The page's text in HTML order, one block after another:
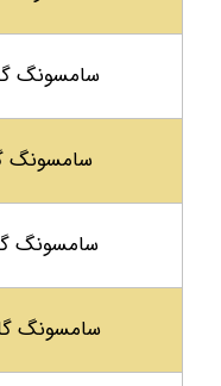
سامسونگ گلکسی آ
سامسونگ گلکسی
سامسونگ گلکسی
سامسونگ گلکسی